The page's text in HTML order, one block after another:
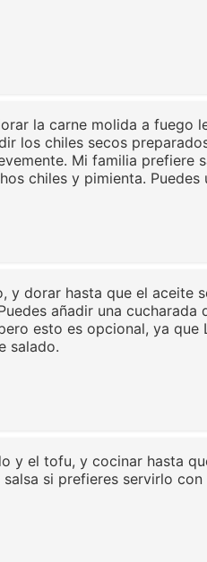
la carne molida a fuego
los chiles secos
Mi familia prefiere
chiles y pimienta. Puedes
y dorar hasta que el aceite
añadir una cucharada
esto es opcional, ya que
salado.
y el tofu, y cocinar hasta
si prefieres servirlo con